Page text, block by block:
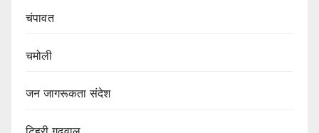
चंपावत
चमोली
जन जागरूकता संदेश